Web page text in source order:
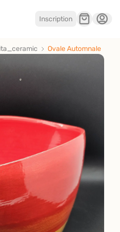
Inscription
Ovale Automnale